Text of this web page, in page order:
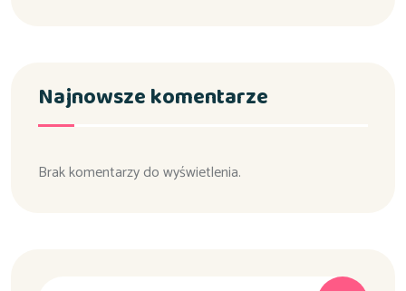
Najnowsze komentarze
Brak komentarzy do wyświetlenia.